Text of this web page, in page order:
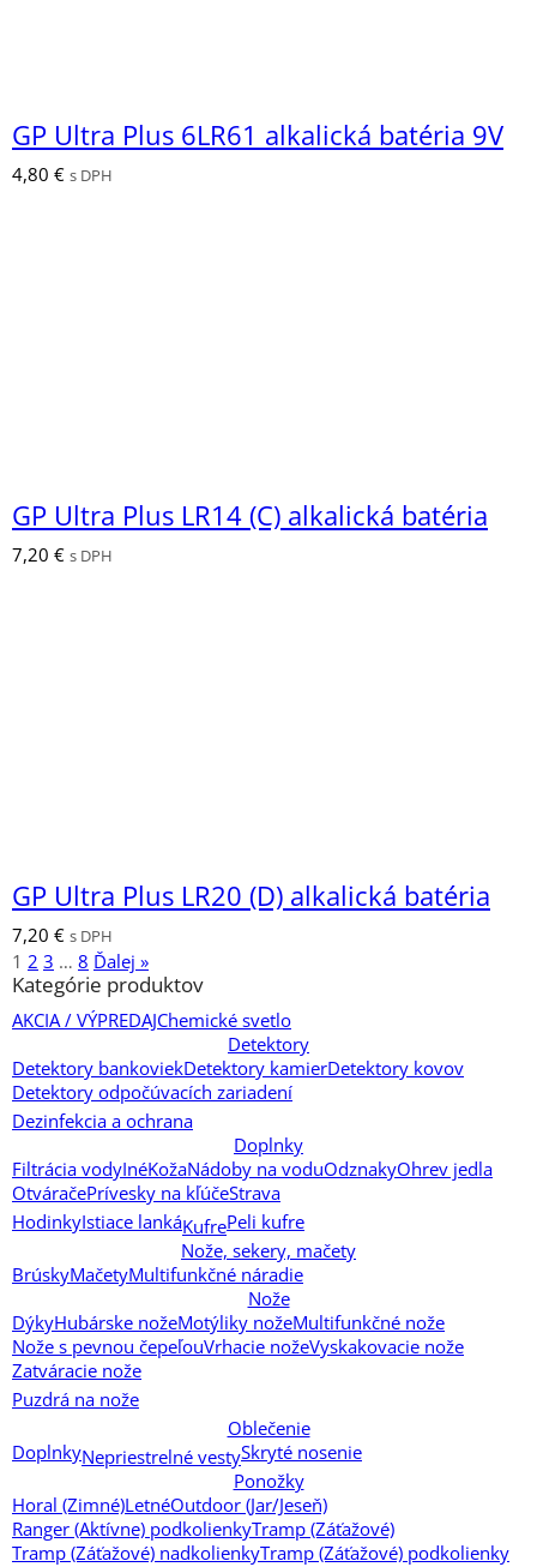
GP Ultra Plus 6LR61 alkalická batéria 9V
4,80 € s DPH
GP Ultra Plus LR14 (C) alkalická batéria
7,20 € s DPH
GP Ultra Plus LR20 (D) alkalická batéria
7,20 € s DPH
1 2 3 … 8 Ďalej »
Kategórie produktov
AKCIA / VÝPREDAJChemické svetlo
Detektory
Detektory bankoviekDetektory kamierDetektory kovov
Detektory odpočúvacích zariadení
Dezinfekcia a ochrana
Doplnky
Filtrácia vodyInéKožaNádoby na voduOdznakyOhrev jedla
OtváračePrívesky na kľúčeStrava
HodinkyIstiace lankáKufrePeli kufre
Nože, sekery, mačety
BrúskyMačetyMultifunkčné náradie
Nože
DýkyHubárske nožeMotýliky nožeMultifunkčné nože
Nože s pevnou čepeľouVrhacie nožeVyskakovacie nože
Zatváracie nože
Puzdrá na nože
Oblečenie
DoplnkyNepriestrelné vestySkryté nosenie
Ponožky
Horal (Zimné)LetnéOutdoor (Jar/Jeseň)
Ranger (Aktívne) podkolienkyTramp (Záťažové)
Tramp (Záťažové) nadkolienkyTramp (Záťažové) podkolienky